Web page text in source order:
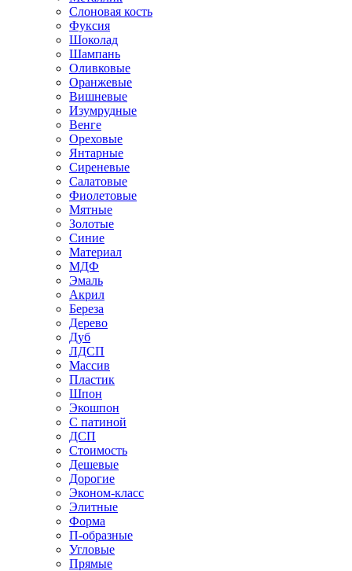
Слоновая кость
Фуксия
Шоколад
Шампань
Оливковые
Оранжевые
Вишневые
Изумрудные
Венге
Ореховые
Янтарные
Сиреневые
Салатовые
Фиолетовые
Мятные
Золотые
Синие
Материал
МДФ
Эмаль
Акрил
Береза
Дерево
Дуб
ЛДСП
Массив
Пластик
Шпон
Экошпон
С патиной
ДСП
Стоимость
Дешевые
Дорогие
Эконом-класс
Элитные
Форма
П-образные
Угловые
Прямые